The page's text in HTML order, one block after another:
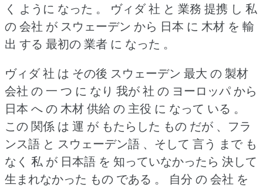
く ように なった 。
ヴィダ 社 と 業務 提携 し 私
の 会社 が スウェーデン から 日本 に 木材 を 輸
出 する 最初の 業者 に なった 。
ヴィダ 社 は その後 スウェーデン 最大 の 製材
会社 の 一 つ に なり 我が 社 の ヨーロッパ から
日本 へ の 木材 供給 の 主役 に なって いる 。
この 関係 は 運 が もたらした もの だが 、フラ
ンス語 と スウェーデン語 、そして 言う まで も
なく 私 が 日本語 を 知っていなかったら 決して
生まれなかった もの である 。
自分 の 会社 を